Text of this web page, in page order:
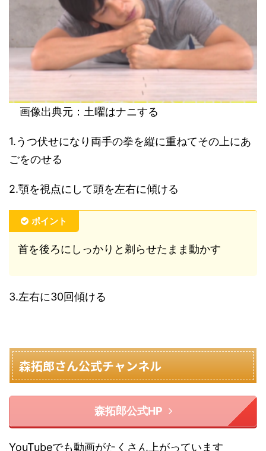
画像出典元：土曜はナニする
1.うつ伏せになり両手の拳を縦に重ねてその上にあ
ごをのせる
2.顎を視点にして頭を左右に傾ける
ポイント
首を後ろにしっかりと剃らせたまま動かす
3.左右に30回傾ける
森拓郎さん公式チャンネル
森拓郎公式HP
YouTubeでも動画がたくさん上がっています